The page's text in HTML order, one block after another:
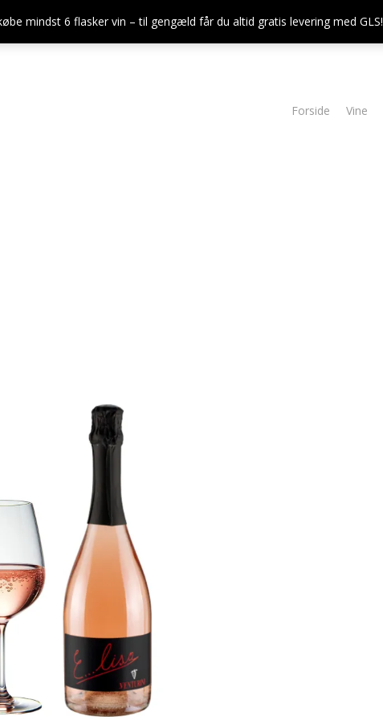
Forside Vine
mindst 6 flasker vin – til gengæld får du altid gratis levering med GLS!